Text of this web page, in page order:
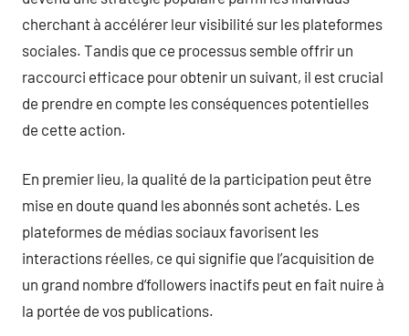
cherchant à accélérer leur visibilité sur les plateformes
sociales. Tandis que ce processus semble offrir un
raccourci efficace pour obtenir un suivant, il est crucial
de prendre en compte les conséquences potentielles
de cette action.
En premier lieu, la qualité de la participation peut être
mise en doute quand les abonnés sont achetés. Les
plateformes de médias sociaux favorisent les
interactions réelles, ce qui signifie que l’acquisition de
un grand nombre d’followers inactifs peut en fait nuire à
la portée de vos publications.